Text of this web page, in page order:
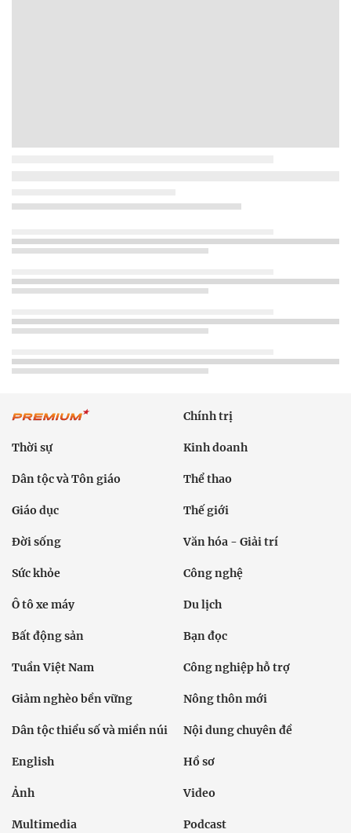
Chính trị
Thời sự Kinh doanh
Dân tộc và Tôn giáo Thể thao
Giáo dục Thế giới
Đời sống Văn hóa - Giải trí
Sức khỏe Công nghệ
Ô tô xe máy Du lịch
Bất động sản Bạn đọc
Tuần Việt Nam Công nghiệp hỗ trợ
Giảm nghèo bền vững Nông thôn mới
Dân tộc thiểu số và miền núi Nội dung chuyên đề
English Hồ sơ
Ảnh Video
Multimedia Podcast